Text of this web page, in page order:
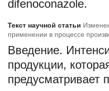
difenoconazole.
Текст научной статьи
применении в процессе
Введение.
продукции,
предусматривает